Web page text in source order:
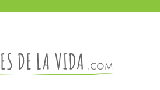
la
vida